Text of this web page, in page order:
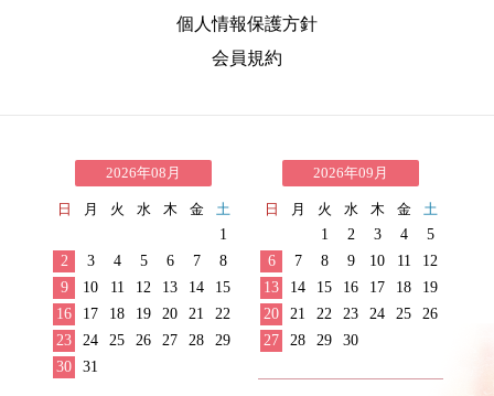
個人情報保護方針
会員規約
2026年08月
日 月 火 水 木 金
土
1
2
3 4 5 6 7
8
9
10 11 12 13 14
15
16
17 18 19 20 21
22
23
24 25 26 27 28
29
30
31
2026年09月
日 月 火 水 木 金
土
1
2 3 4
5
6
7 8 9 10 11
12
13
14 15 16 17 18
19
20
21 22 23 24 25
26
27
28 29 30